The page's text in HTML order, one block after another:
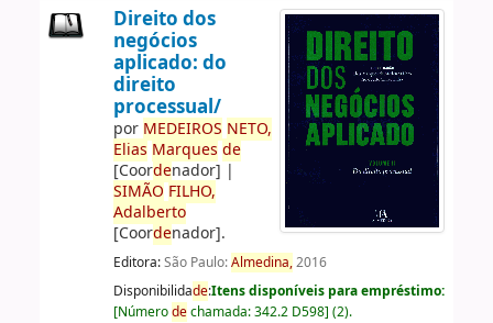
Direito dos
negócios
aplicado: do
direito
processual/
por MEDEIROS NETO,
Elias Marques de
[Coordenador] |
SIMÃO FILHO,
Adalberto
[Coordenador].
Editora:São Paulo:Almedina,2016
Disponibilidade:Itens disponíveis para empréstimo:
[Númerodechamada:342.2 D598] (2).